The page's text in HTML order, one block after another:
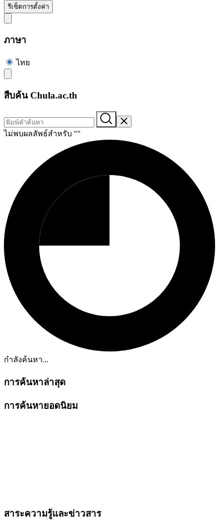
รีเซ็ตการตั้งค่า
ภาษา
ไทย
สืบค้น Chula.ac.th
ไม่พบผลลัพธ์สำหรับ ""
กำลังค้นหา...
การค้นหาล่าสุด
การค้นหายอดนิยม
สาระความรู้และข่าวสาร